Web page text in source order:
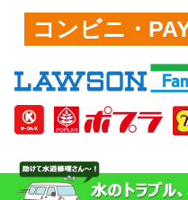
コンビニ・